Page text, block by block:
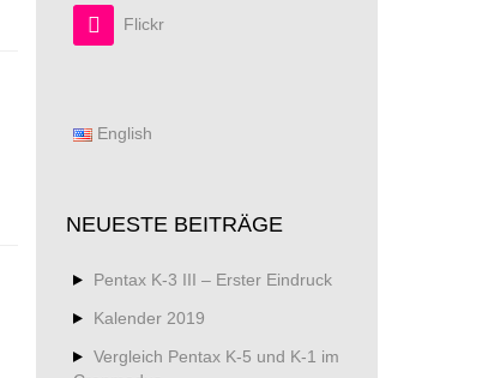
Flickr
English
NEUESTE BEITRÄGE
Pentax K-3 III – Erster Eindruck
Kalender 2019
Vergleich Pentax K-5 und K-1 im